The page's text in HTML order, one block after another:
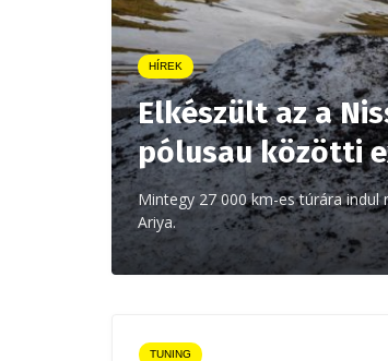
HÍREK
Elkészült az a
pólusau közötti
Mintegy 27 000 km-es túrára
Ariya.
TUNING